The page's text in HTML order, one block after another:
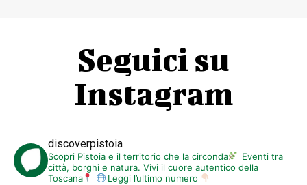
Seguici su
Instagram
discoverpistoia
Scopri Pistoia e il territorio che la circonda
Eventi tra
città, borghi e natura. Vivi il cuore autentico della
Toscana
Leggi l’ultimo numero